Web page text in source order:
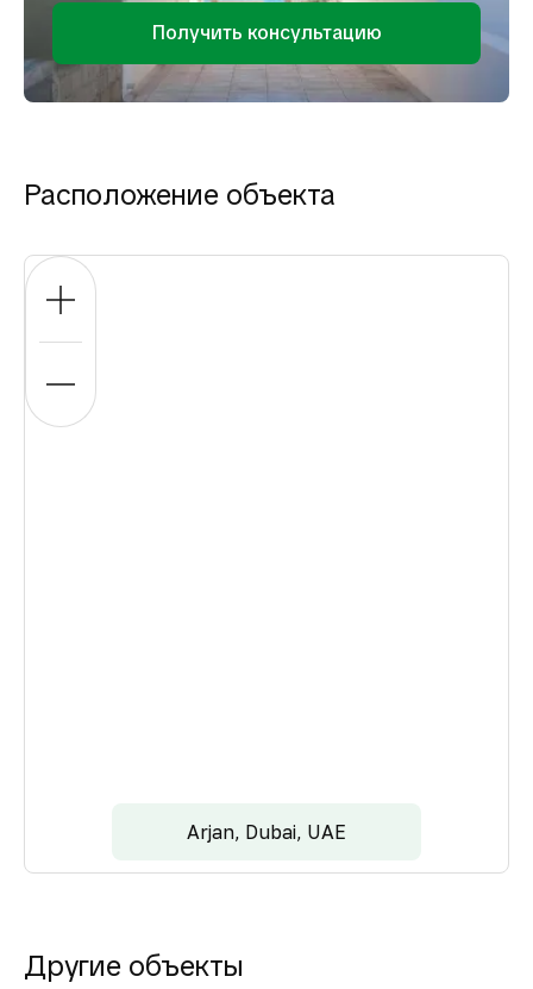
Получить консультацию
Расположение объекта
Arjan, Dubai, UAE
Другие объекты